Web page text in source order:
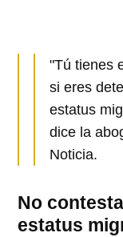
"Tú tienes
si eres
estatus
dice la
Noticia.
No
estatus